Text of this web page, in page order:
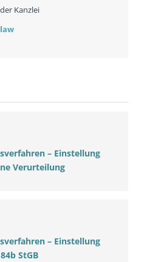
Kanzlei
– Einstellung
Verurteilung
– Einstellung
StGB